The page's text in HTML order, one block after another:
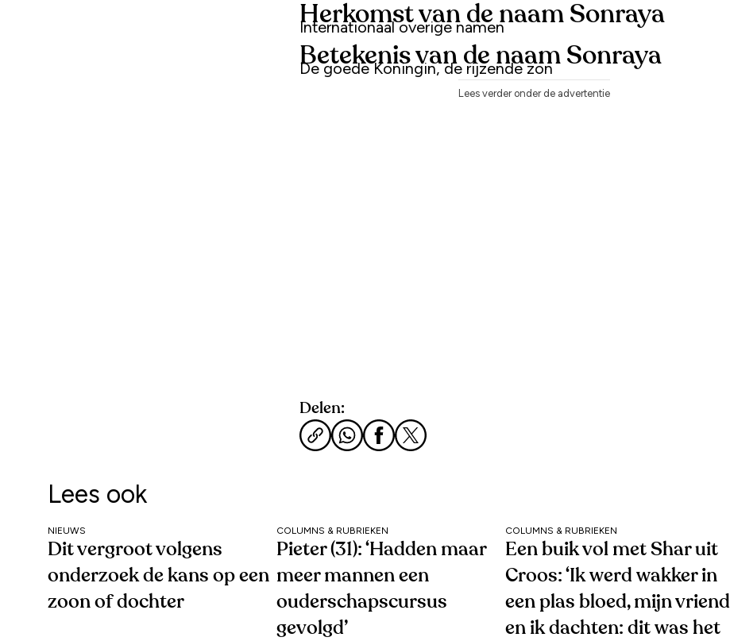
Herkomst van de naam Sonraya
Internationaal overige namen
Betekenis van de naam Sonraya
De goede Koningin, de rijzende zon
Lees verder onder de advertentie
Delen:
Lees ook
NIEUWS
Dit vergroot volgens
onderzoek de kans op een
zoon of dochter
COLUMNS & RUBRIEKEN
Pieter (31): ‘Hadden maar
meer mannen een
ouderschapscursus
gevolgd’
COLUMNS & RUBRIEKEN
Een buik vol met Shar uit
Croos: ‘Ik werd wakker in
een plas bloed, mijn vriend
en ik dachten: dit was het